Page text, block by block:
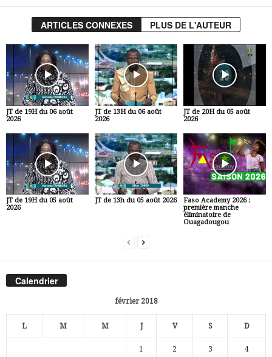
ARTICLES CONNEXES PLUS DE L'AUTEUR
JT de 19H du 06 août
2026
JT de 13H du 06 août
2026
JT de 20H du 05 août
2026
JT de 19H du 05 août
2026
JT de 13h du 05 août 2026
Faso Academy 2026 :
première manche
éliminatoire de
Ouagadougou
Calendrier
février 2018
L M M J V S D
1 2 3 4